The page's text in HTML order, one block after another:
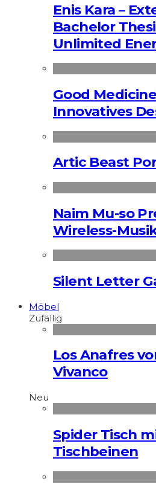
Enis Kara –
Bachelor
Unlimited
Good
Innovatives
Artic Beast
Naim Mu-so
Wireless-
Silent Letter
Möbel
Zufällig
Los Anafres
Vivanco
Neu
Spider Tisch
Tischbeinen